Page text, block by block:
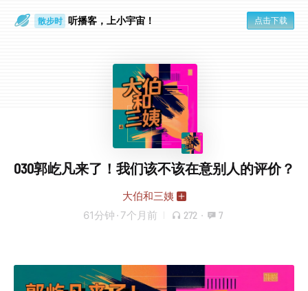
散步时 听播客，上小宇宙！ 点击下载
030郭屹凡来了！我们该不该在意别人的评价？
大伯和三姨
61分钟 · 7个月前 272 · 7